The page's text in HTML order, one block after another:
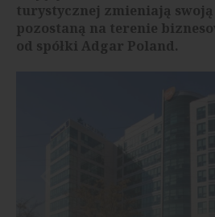
turystycznej zmieniają
pozostaną na terenie
od spółki Adgar Poland.